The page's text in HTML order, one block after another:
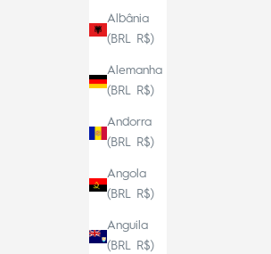
Albânia
(BRL R$)
Alemanha
(BRL R$)
Andorra
(BRL R$)
Angola
(BRL R$)
Anguila
(BRL R$)